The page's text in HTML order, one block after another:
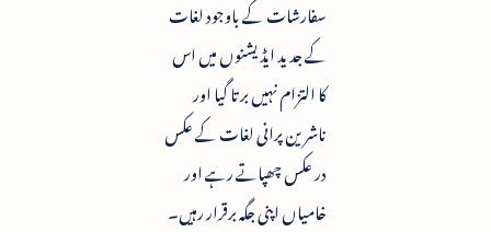
سفارشات کے باوجود لغات
کے جدید ایڈیشنوں میں اس
کا التزام نہیں برتا گیا اور
ناشرین پرانی لغات کے عکس
در عکس چھپاتے رہے اور
خامیاں اپنی جگہ برقرار رہیں۔